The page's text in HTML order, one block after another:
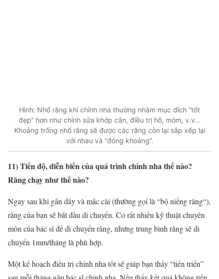
Hình: Nhổ răng khi chỉnh nha thường nhằm mục đích “tốt
đẹp” hơn như chỉnh sửa khớp cắn, điều trị hô, móm, v.v…
Khoảng trống nhổ răng sẽ được các răng còn lại sắp xếp lại
với nhau và “đóng khoảng”.
11) Tiến độ, diễn biến của quá trình chỉnh nha thế nào?
Răng chạy như thế nào?
Ngay sau khi gắn dây và mắc cài (thường gọi là “bộniềng răng“),
răng của bạn sẽ bắt đầu di chuyển. Có rất nhiều kỹ thuật chuyên
môn của bác sĩ để di chuyển răng, nhưng trung bình răng sẽ di
chuyển 1mm/tháng là phù hợp.
Một kế hoạch điều trị chỉnh nha tốt sẽ giúp bạn thấy “tiến triển”